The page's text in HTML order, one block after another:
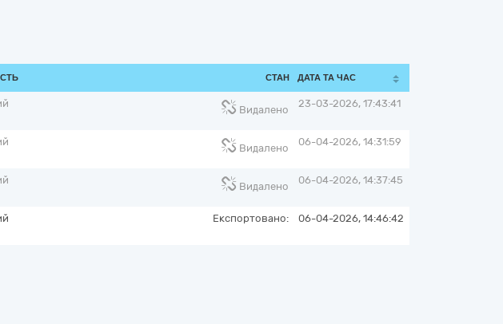
СТАН ДАТА ТА ЧАС
Видалено
23-03-2026, 17:43:41
Видалено
06-04-2026, 14:31:59
Видалено
06-04-2026, 14:37:45
Експортовано: 06-04-2026, 14:46:42